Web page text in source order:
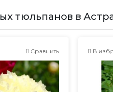
тюльпанов в
Сравнить В